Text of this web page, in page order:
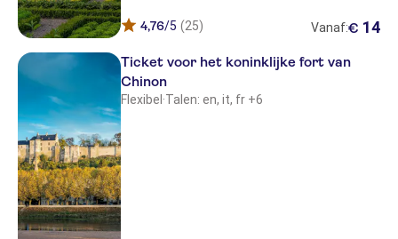
4,76/5 (25) Vanaf:€ 14
Ticket voor het koninklijke fort van
Chinon
Flexibel ·Talen: en, it, fr +6